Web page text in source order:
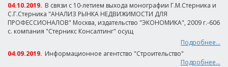
04.10.2019. В связи с 10-летием выхода монографии Г.М.Стерника и
С.Г.Стерника "АНАЛИЗ РЫНКА НЕДВИЖИМОСТИ ДЛЯ
ПРОФЕССИОНАЛОВ" Москва, издательство "ЭКОНОМИКА", 2009 г.-606
с. компания "Стерникс Консалтинг" осущ
Подробнее...
04.09.2019. Информационное агентство "Строительство"
Подробнее...